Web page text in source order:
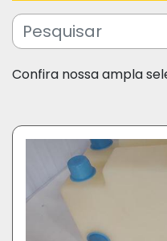
Fabricante
Confira nossa ampla